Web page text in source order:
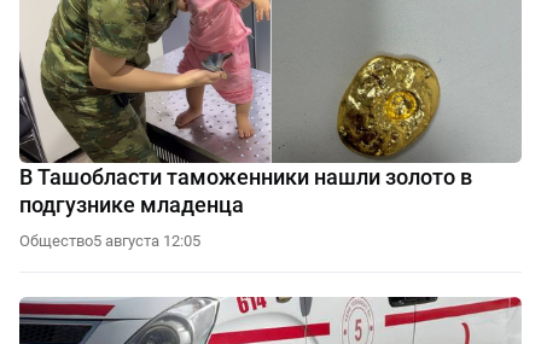
В Ташобласти таможенники нашли золото в
подгузнике младенца
Общество5 августа 12:05